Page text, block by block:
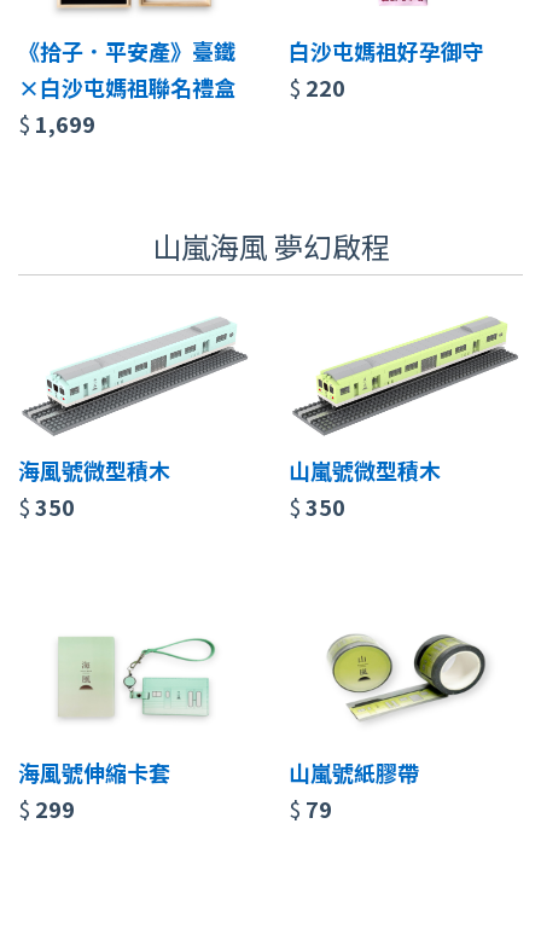
《拾子．平安產》臺鐵
×白沙屯媽祖聯名禮盒
$ 1,699
白沙屯媽祖好孕御守
$ 220
山嵐海風 夢幻啟程
海風號微型積木
$350
山嵐號微型積木
$350
海風號伸縮卡套
$ 299
山嵐號紙膠帶
$ 79